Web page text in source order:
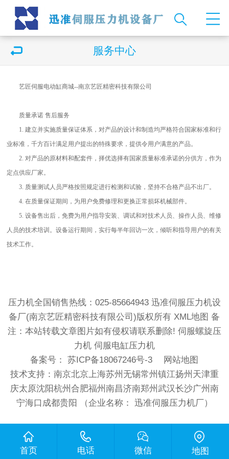
服务中心
艺匠伺服电动缸商城--南京艺匠精密科技有限公司
质量承诺 售后服务
1. 建立并实施质量保证体系，对产品的设计和制造均严格符合国家标准和行
业标准，千方百计满足用户提出的特殊要求，提供令用户满意的产品。
2. 对产品的原材料和配套件，择优选择有国家质量标准承诺的分供方，作为
定点供应厂家。
3. 质量测试人员严格按照规定进行检测和试验，坚持不合格产品不出厂。
4. 在质量保证期间，为用户免费修理和更换正常损坏机械部件。
5. 设备售出后，免费为用户指导安装、调试和对技术人员、操作人员、维修
人员的技术培训。设备运行期间，实行每半年回访一次，倾听和指导用户的有关
技术工作。
压力机全国销售热线：025-85664943 迅准伺服压力机设
备厂(南京艺匠精密科技有限公司)版权所有XML地图 备
注：本站转载文章图片如有侵权请联系删除! 伺服螺旋压
力机 伺服电缸压力机
备案号：苏ICP备18067246号-3
网站地图
技术支持： 南京北京上海苏州无锡常州镇江扬州天津重
庆太原沈阳杭州合肥福州南昌济南郑州武汉长沙广州南
宁海口成都贵阳 （企业名称： 迅准伺服压力机厂）
首页 电话 微信 地图